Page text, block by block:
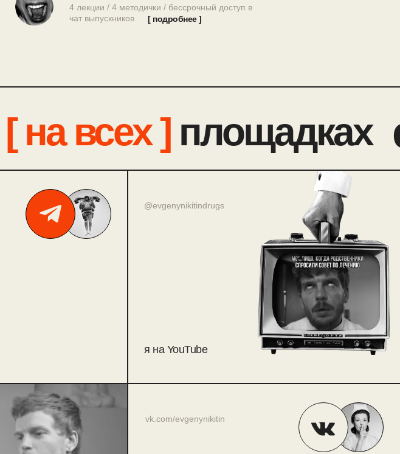
4 лекции / 4 методички / бессрочный доступ в
чат выпускников
[ подробнее ]
[ на всех ]площадках
я на YouTube
@evgenynikitindrugs
vk.com/evgenynikitin